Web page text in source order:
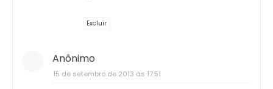
Excluir
Anônimo
15 de setembro de 2013 às 17:51